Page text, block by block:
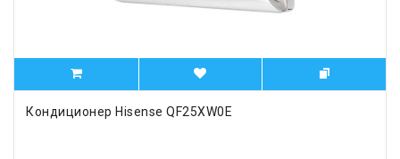
Кондиционер Hisense QF25XW0E